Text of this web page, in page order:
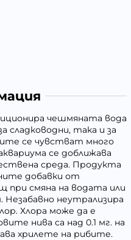
чешмяната вода
сладководни, така и за
се чувстват много
се доближава
среда. Продукта
добавки от
при смяна на водата или
неутрализира
Хлора може да е
нива са над 0.1 мг. на
хрилете на рибите.